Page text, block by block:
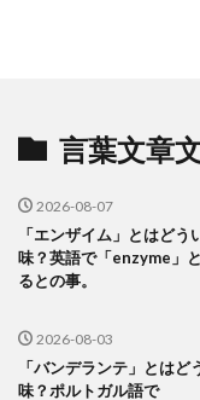
言葉文章
2026-08-07
「エンザイム」とはどう
味？英語で「enzyme」
るとの事。
2026-08-03
「バンデランテ」とはど
味？ポルトガル語で